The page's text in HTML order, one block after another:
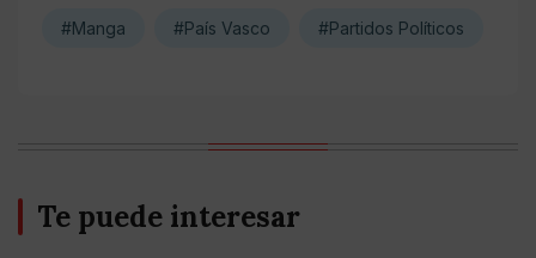
#Manga #País Vasco #Partidos Políticos
Te puede interesar